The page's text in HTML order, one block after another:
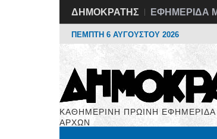
ΔΗΜΟΚΡΑΤΗΣ ΕΦΗΜΕΡΙΔΑ
ΠΕΜΠΤΗ 6 ΑΥΓΟΥΣΤΟΥ 2026
ΚΑΘΗΜΕΡΙΝΗ ΠΡΩΙΝΗ
ΑΡΧΩΝ